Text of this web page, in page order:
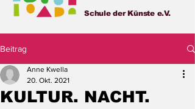
Schule der Künste e.V.
Beitrag
KULTUR. NACHT.
Anne Kwella
20. Okt. 2021